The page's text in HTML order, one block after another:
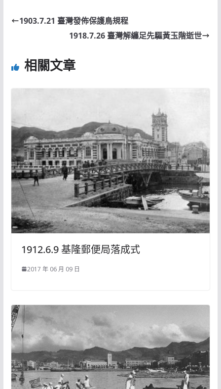
1903.7.21 臺灣發佈保護鳥規程
1918.7.26 臺灣解纏足先驅黃玉階逝世
相關文章
1912.6.9 基隆郵便局落成式
2017 年 06 月 09 日